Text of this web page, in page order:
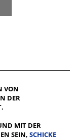
VON
DER
MIT DER
SEIN, SCHICKE